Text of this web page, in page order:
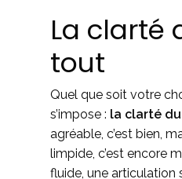
La clarté
tout
Quel que soit votre
s’impose : la clarté
agréable, c’est bien,
limpide, c’est encore
fluide, une articulation